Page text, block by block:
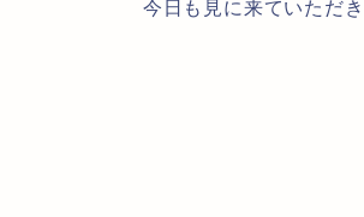
今日も見に来ていただ